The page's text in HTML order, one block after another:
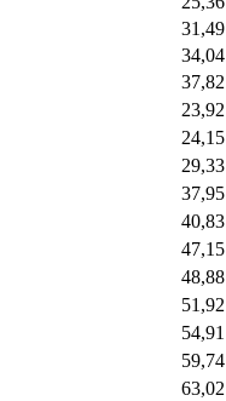
31,49
34,04
37,82
23,92
24,15
29,33
37,95
40,83
47,15
48,88
51,92
54,91
59,74
63,02